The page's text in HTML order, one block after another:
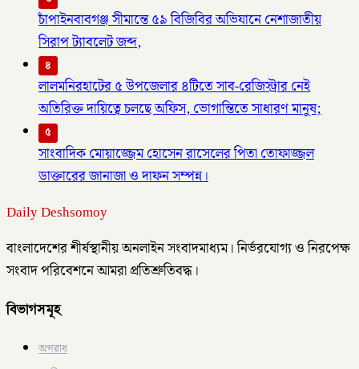
চাঁপাইনবাবগঞ্জ সীমান্তে ৫৯ বিজিবির অভিযানে নেশাজাতীয়
সিরাপ ট্যাবলেট জব্দ,
৪
লালমনিরহাটের ৫ উপজেলার ৪টিতে সাব-রেজিস্ট্রার নেই
অতিরিক্ত দায়িত্বে চলছে অফিস, ভোগান্তিতে সাধারণ মানুষ;
৫
সাংবাদিক মোয়াজ্জেম হোসেন রাসেলের পিতা তোফাজ্জল
ডাক্তারের জানাজা ও দাফন সম্পন্ন।
Daily Deshsomoy
বাংলাদেশের শীর্ষস্থানীয় অনলাইন সংবাদমাধ্যম। নির্ভরযোগ্য ও নিরপেক্ষ
সংবাদ পরিবেশনে আমরা প্রতিশ্রুতিবদ্ধ।
বিভাগসমূহ
অপরাধ